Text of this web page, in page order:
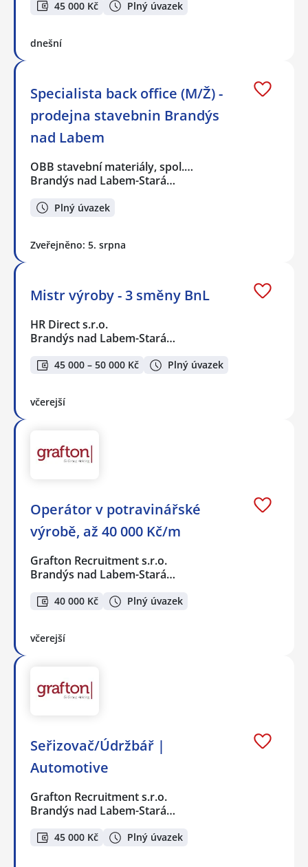
45 000 Kč Plný úvazek
dnešní
Specialista back office (M/Ž) -
prodejna stavebnin Brandýs
nad Labem
OBB stavební materiály, spol.…
Brandýs nad Labem-Stará…
Plný úvazek
Zveřejněno: 5. srpna
Mistr výroby - 3 směny BnL
HR Direct s.r.o.
Brandýs nad Labem-Stará…
45 000 – 50 000 Kč Plný úvazek
včerejší
Operátor v potravinářské
výrobě, až 40 000 Kč/m
Grafton Recruitment s.r.o.
Brandýs nad Labem-Stará…
40 000 Kč Plný úvazek
včerejší
Seřizovač/Údržbář |
Automotive
Grafton Recruitment s.r.o.
Brandýs nad Labem-Stará…
45 000 Kč Plný úvazek